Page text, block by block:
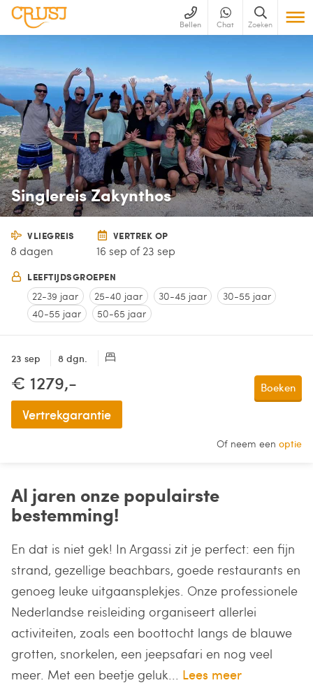
Bellen Chat Zoeken
Singlereis Zakynthos
VLIEGREIS
8 dagen
VERTREK OP
16 sep of 23 sep
LEEFTIJDSGROEPEN
22-39 jaar 25-40 jaar 30-45 jaar
30-55 jaar
40-55 jaar
50-65 jaar
23 sep 8 dgn.
€ 1279,-
Vertrekgarantie
Boeken
Of neem een optie
Al jaren onze populairste
bestemming!
En dat is niet gek! In Argassi zit je perfect: een fijn
strand, gezellige beachbars, goede restaurants en
genoeg leuke uitgaansplekjes. Onze professionele
Nederlandse reisleiding organiseert allerlei
activiteiten, zoals een boottocht langs de blauwe
grotten, snorkelen, een jeepsafari en nog veel
meer. Met een beetje geluk... Lees meer